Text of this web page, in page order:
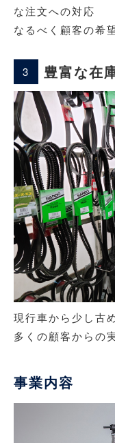
な注文への対応
なるべく顧客の希
3 豊富な在
現行車から少し古
多くの顧客からの
事業内容